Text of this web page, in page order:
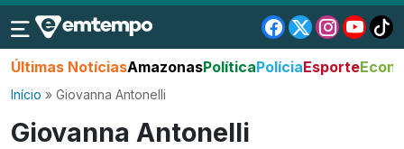
Últimas NotíciasAmazonasPolíticaPolíciaEsporte
Início » Giovanna Antonelli
Giovanna Antonelli